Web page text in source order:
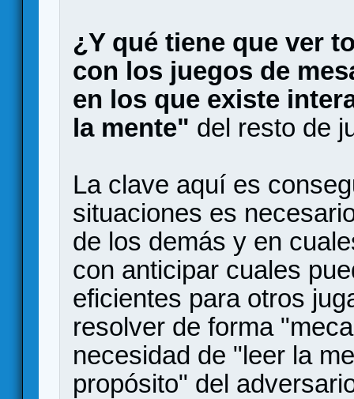
¿Y qué tiene que ver
con los juegos de
en los que existe
la mente" del resto de
La clave aquí es
situaciones es
de los demás y en
con anticipar cuales
eficientes para otros
resolver de forma
necesidad de "leer la
propósito" del